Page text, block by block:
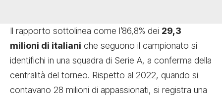
Il rapporto sottolinea come l’86,8% dei 29,3
milioni di italiani che seguono il campionato si
identifichi in una squadra di Serie A, a conferma della
centralità del torneo. Rispetto al 2022, quando si
contavano 28 milioni di appassionati, si registra una